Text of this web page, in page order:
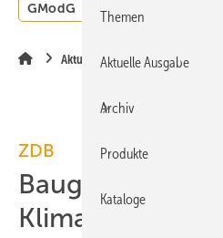
GModG Wärmepumpe
Aktuelle Meldung
ZDB
Baugewerbe
Klimaschutz-
Themen
Aktuelle Ausgabe
Archiv
Produkte
Kataloge